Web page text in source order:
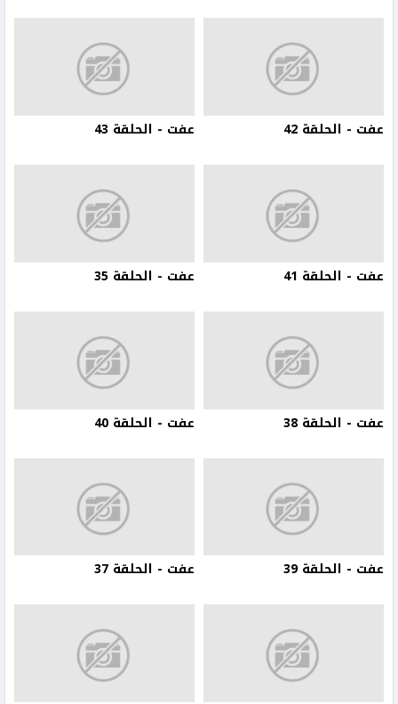
عفت - الحلقة 42 عفت - الحلقة 43
عفت - الحلقة 41 عفت - الحلقة 35
عفت - الحلقة 38 عفت - الحلقة 40
عفت - الحلقة 39 عفت - الحلقة 37